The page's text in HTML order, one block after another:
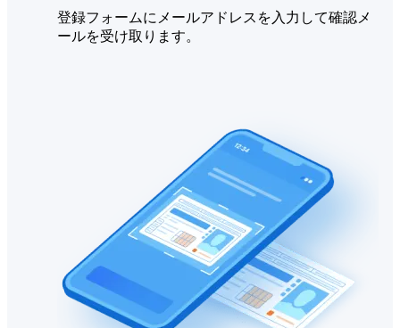
登録フォームにメールアドレスを入力して確認メ
ールを受け取ります。